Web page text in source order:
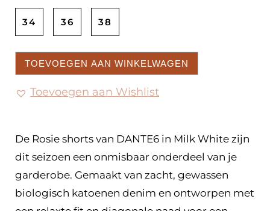
34 36 38
TOEVOEGEN AAN WINKELWAGEN
Toevoegen aan Wishlist
De Rosie shorts van DANTE6 in Milk White zijn
dit seizoen een onmisbaar onderdeel van je
garderobe. Gemaakt van zacht, gewassen
biologisch katoenen denim en ontworpen met